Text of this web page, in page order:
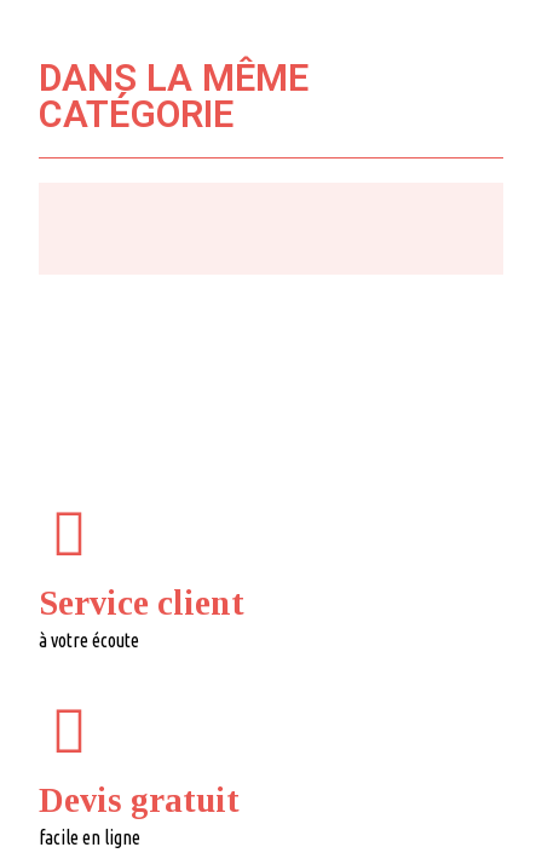
DANS LA MÊME
CATÉGORIE
Service client
à votre écoute
Devis gratuit
facile en ligne